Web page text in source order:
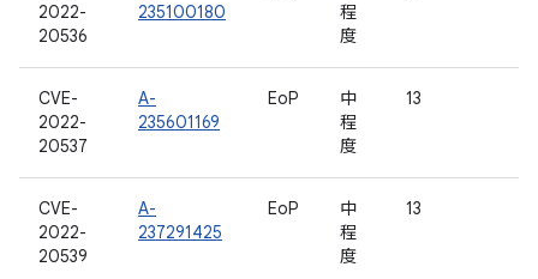
2022-
20536
235100180
程
度
CVE-
2022-
20537
A-
235601169
EoP
中
程
度
13
CVE-
2022-
20539
A-
237291425
EoP
中
程
度
13